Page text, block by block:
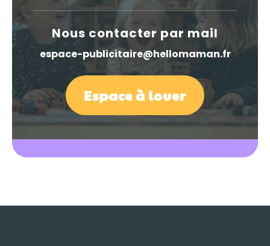
Nous contacter par mail
espace-publicitaire@hellomaman.fr
Espace à louer